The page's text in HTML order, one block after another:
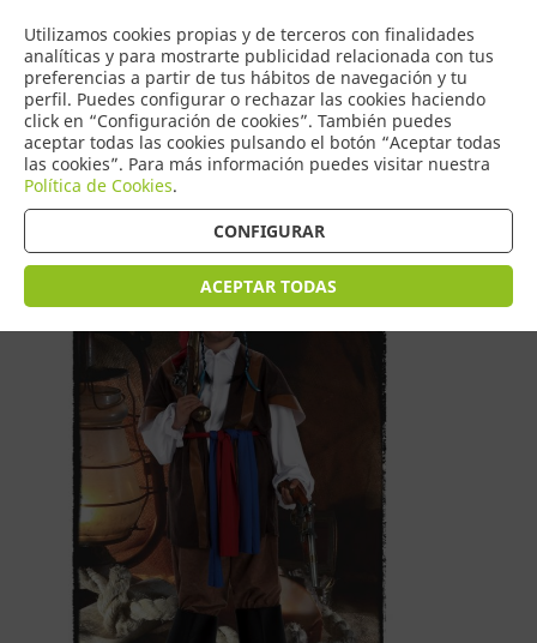
Utilizamos cookies propias y de terceros con finalidades
analíticas y para mostrarte publicidad relacionada con tus
preferencias a partir de tus hábitos de navegación y tu
perfil. Puedes configurar o rechazar las cookies haciendo
click en “Configuración de cookies”. También puedes
aceptar todas las cookies pulsando el botón “Aceptar todas
las cookies”. Para más información puedes visitar nuestra
Política de Cookies.
CONFIGURAR
ACEPTAR TODAS
0
COMERCIO
DE TORRIJOS
Tienda > Disfraces Infantiles